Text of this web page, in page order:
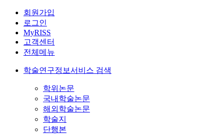
회원가입
로그인
MyRISS
고객센터
전체메뉴
학술연구정보서비스 검색
학위논문
국내학술논문
해외학술논문
학술지
단행본